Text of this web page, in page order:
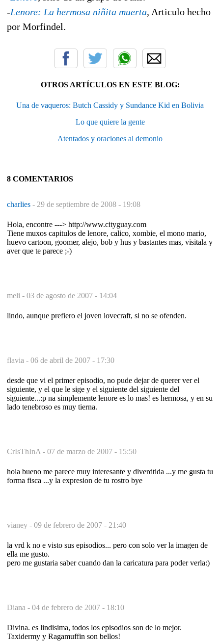
-Lenore: La hermosa niñita muerta, Articulo hecho
por Morfindel.
OTROS ARTÍCULOS EN ESTE BLOG:
Una de vaqueros: Butch Cassidy y Sundance Kid en Bolivia
Lo que quiere la gente
Atentados y oraciones al demonio
8 COMENTARIOS
charlies - 29 de septiembre de 2008 - 19:08
Hola, encontre ---> http://www.cityguay.com
Tiene muxos capitulos de lenore, calico, xombie, el mono mario,
huevo cartoon, goomer, alejo, bob y hus y bastantes mas, visitala y
aver que te parece ;-)
meli - 03 de agosto de 2007 - 14:04
lindo, aunque prefiero el joven lovecraft, si no se ofenden.
flavia - 06 de abril de 2007 - 17:30
desde que vi el primer episodio, no pude dejar de querer ver el
siguiente, y el que le sige y el siguiente del siguiente del
siguiente...:p na simplemente lenore es lo mas! es hermosa, y en su
lado tenebroso es muy tierna.
CrIsThInA - 07 de marzo de 2007 - 15:50
hola bueno me parece muy interesante y diverdtida ...y me gusta tu
forma fisca ...y la expresion de tu rostro bye
vianey - 09 de febrero de 2007 - 21:40
la vrd k no e visto sus episodios... pero con solo ver la imagen de
ella me gusto.
pero me gustaria saber cuando dan la caricatura para poder verla:)
Diana - 04 de febrero de 2007 - 18:10
Divina. es lindisima, todos los episodios son de lo mejor.
Taxidermy y Ragamuffin son bellos!